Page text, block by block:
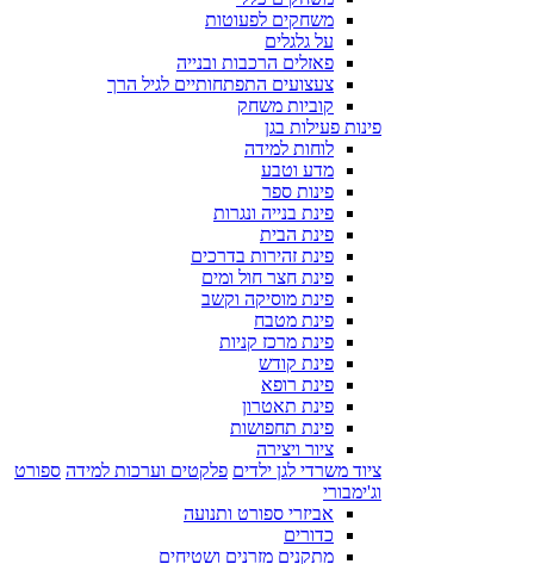
משחקים לפעוטות
על גלגלים
פאזלים הרכבות ובנייה
צעצועים התפתחותיים לגיל הרך
קוביות משחק
פינות פעילות בגן
לוחות למידה
מדע וטבע
פינות ספר
פינת בנייה ונגרות
פינת הבית
פינת זהירות בדרכים
פינת חצר חול ומים
פינת מוסיקה וקשב
פינת מטבח
פינת מרכז קניות
פינת קודש
פינת רופא
פינת תאטרון
פינת תחפושות
ציור ויצירה
ציוד משרדי לגן ילדים פלקטים וערכות למידה ספורט
וג'ימבורי
אביזרי ספורט ותנועה
כדורים
מתקנים מזרנים ושטיחים